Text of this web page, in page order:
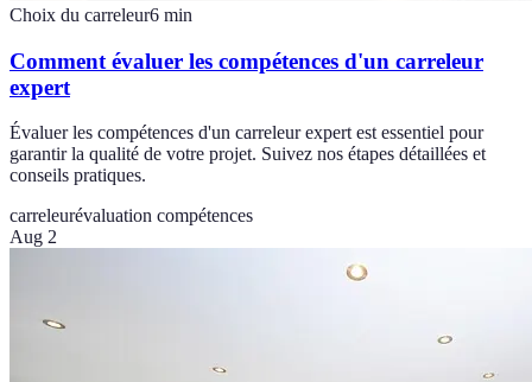
Choix du carreleur6 min
Comment évaluer les compétences d'un carreleur
expert
Évaluer les compétences d'un carreleur expert est essentiel pour
garantir la qualité de votre projet. Suivez nos étapes détaillées et
conseils pratiques.
carreleurévaluation compétences
Aug 2